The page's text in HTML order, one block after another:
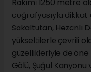
Rakımı 1250 metre
coğrafyasıyla dikkat
Sakaltutan, Hezanlı
yükseltilerle çevrili
güzellikleriyle de öne
Gölü, Şuğul